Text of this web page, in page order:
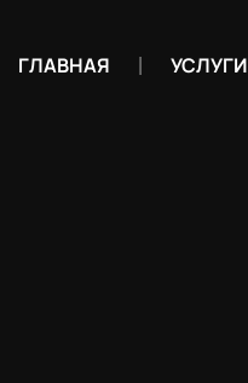
ГЛАВНАЯ УСЛУГИ